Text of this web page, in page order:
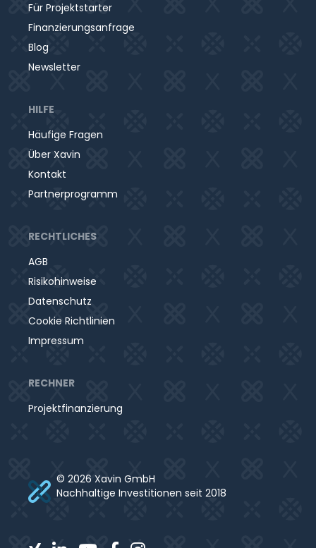
Für Projektstarter
Finanzierungsanfrage
Blog
Newsletter
HILFE
Häufige Fragen
Über Xavin
Kontakt
Partnerprogramm
RECHTLICHES
AGB
Risikohinweise
Datenschutz
Cookie Richtlinien
Impressum
RECHNER
Projektfinanzierung
© 2026 Xavin GmbH
Nachhaltige Investitionen seit 2018